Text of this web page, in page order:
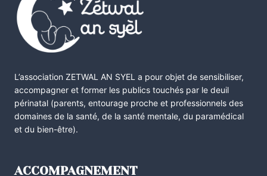
L’association ZETWAL AN SYEL a pour objet de sensibiliser,
accompagner et former les publics touchés par le deuil
périnatal (parents, entourage proche et professionnels des
domaines de la santé, de la santé mentale, du paramédical
et du bien-être).
ACCOMPAGNEMENT